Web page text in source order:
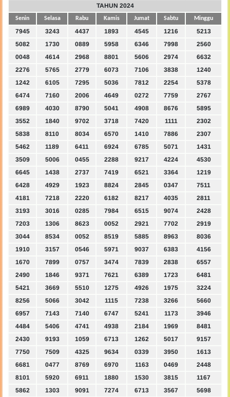
TAHUN 2024
Senin Selasa Rabu Kamis Jumat Sabtu Minggu
7945 3243 4437 1893 4545 1216
5213
5082
1730 0889 5958 6346 7998
2560
0048
4614 2968 8801 5606 2974
6632
2276
5765 2779 6073 7106 3838
1240
1242
6105 7295 5036 7812 2254
5378
6474
7160 2006 4649 0272 7759
2767
6989
4030 8790 5041 4908 8676
5895
3552
1840 9702 3718 7420 1111
2302
5838
8110 8034 6570 1410 7886
2307
5462
1189 6411 6924 6785 5071
1431
3509
5006 0455 2288 9217 4224
4530
6645
1438 2737 7419 6521 3364
1219
6428
4929 1923 8824 2845 0347
7511
4181
7218 2220 6182 8217 4035
2811
3193
3016 0285 7984 6515 9074
2428
7203
1306 8623 0052 2921 7702
2919
3044
8534 0052 8519 5885 8963
8036
1910
3157 0546 5971 9037 6383
4156
1670
7899 0757 3474 7839 2838
6557
2490
1846 9371 7621 6389 1723
6481
5421
3669 5510 1275 4926 1975
3224
8256
5066 3042 1115 7238 3266
5660
6957
7143 7140 6747 5241 1173
3946
4484
5406 4741 4938 2184 1969
8481
2430
9193 1059 6713 1262 5017
9157
7750
7509 4325 9634 0339 3950
1613
6681
0477 8769 6970 1163 0469
2448
8101
5920 6911 1880 1530 3815
1167
5862
1303 9091 7274 6713 3567 5698